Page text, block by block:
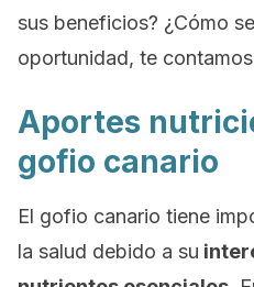
sus beneficios? ¿Cómo
oportunidad, te
Aportes
gofio canario
El gofio canario tiene
la salud debido a su